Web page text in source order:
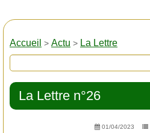
Accueil > Actu > La Lettre
La Lettre n°26
01/04/2023